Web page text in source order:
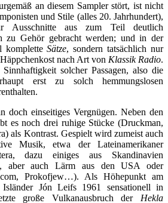
an diesem Sampler stört, ist nicht
und Stile (alles 20. Jahrhundert),
Ausschnitte aus zum Teil deutlich
zu Gehör gebracht werden; und in der
kompletteSätze, sondern tatsächlich nur
nach Art von Klassik Radio.
solcher Passagen, also die
erst zu solch hemmungslosen
doch einseitiges Vergnügen. Neben den
es noch drei ruhige Stücke (Druckman,
als Kontrast. Gespielt wird zumeist auch
Musik, etwa der Lateinamerikaner
dazu einiges aus Skandinavien
aber auch Lärm aus den USA oder
Prokofjew…). Als Höhepunkt am
Jón Leifs 1961 sensationell in
große Vulkanausbruch der Hekla